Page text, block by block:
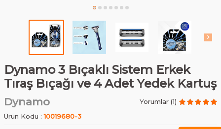
Dynamo 3 Bıçaklı Sistem Erkek
Tıraş Bıçağı ve 4 Adet Yedek Kartuş
Dynamo
Yorumlar (1)
Ürün Kodu :10019680-3